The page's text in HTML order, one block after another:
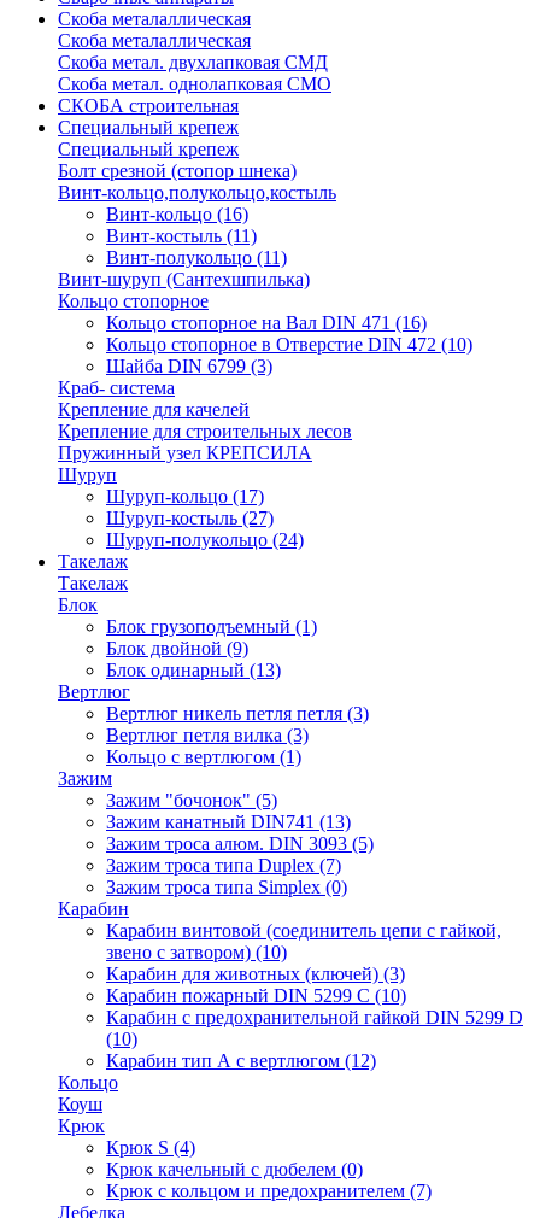
Скоба металаллическая
Скоба металаллическая
Скоба метал. двухлапковая СМД
Скоба метал. однолапковая СМО
СКОБА строительная
Специальный крепеж
Специальный крепеж
Болт срезной (стопор шнека)
Винт-кольцо,полукольцо,костыль
Винт-кольцо (16)
Винт-костыль (11)
Винт-полукольцо (11)
Винт-шуруп (Сантехшпилька)
Кольцо стопорное
Кольцо cтопорное на Вал DIN 471 (16)
Кольцо стопорное в Отверстие DIN 472 (10)
Шайба DIN 6799 (3)
Краб- система
Крепление для качелей
Крепление для строительных лесов
Пружинный узел КРЕПСИЛА
Шуруп
Шуруп-кольцо (17)
Шуруп-костыль (27)
Шуруп-полукольцо (24)
Такелаж
Такелаж
Блок
Блок грузоподъемный (1)
Блок двойной (9)
Блок одинарный (13)
Вертлюг
Вертлюг никель петля петля (3)
Вертлюг петля вилка (3)
Кольцо с вертлюгом (1)
Зажим
Зажим "бочонок" (5)
Зажим канатный DIN741 (13)
Зажим троса алюм. DIN 3093 (5)
Зажим троса типа Duplex (7)
Зажим троса типа Simplex (0)
Карабин
Карабин винтовой (соединитель цепи с гайкой,
звено с затвором) (10)
Карабин для животных (ключей) (3)
Карабин пожарный DIN 5299 C (10)
Карабин с предохранительной гайкой DIN 5299 D
(10)
Карабин тип А с вертлюгом (12)
Кольцо
Коуш
Крюк
Крюк S (4)
Крюк качельный с дюбелем (0)
Крюк с кольцом и предохранителем (7)
Лебедка